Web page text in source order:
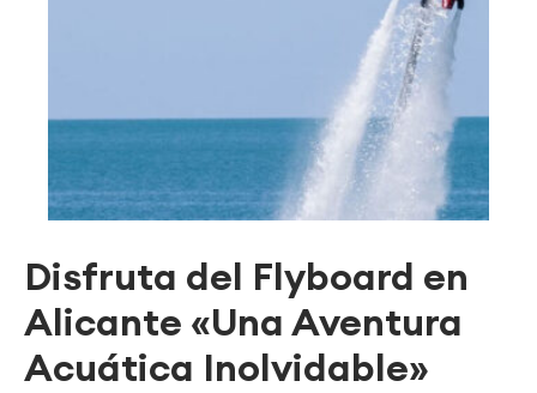
Disfruta del Flyboard en
Alicante «Una Aventura
Acuática Inolvidable»